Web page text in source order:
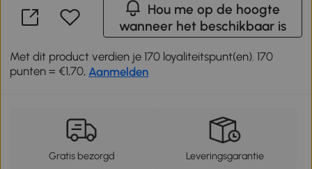
Hou me op de hoogte
wanneer het beschikbaar is
Met dit product verdien je 170 loyaliteitspunt(en). 170
punten = €1,70, Aanmelden
Gratis bezorgd Leveringsgarantie